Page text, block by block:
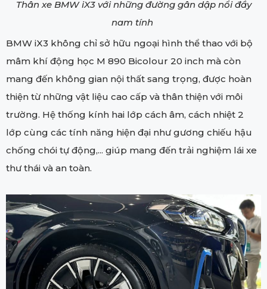
Thân xe BMW iX3 với những đường gân dập nổi đầy
nam tính
BMW iX3 không chỉ sở hữu ngoại hình thể thao với bộ
mâm khí động học M 890 Bicolour 20 inch mà còn
mang đến không gian nội thất sang trọng, được hoàn
thiện từ những vật liệu cao cấp và thân thiện với môi
trường. Hệ thống kính hai lớp cách âm, cách nhiệt 2
lớp cùng các tính năng hiện đại như gương chiếu hậu
chống chói tự động,... giúp mang đến trải nghiệm lái xe
thư thái và an toàn.